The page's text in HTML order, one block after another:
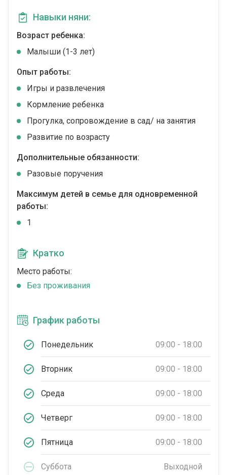
Навыки няни:
Возраст ребенка:
Малыши (1-3 лет)
Опыт работы:
Игры и развлечения
Кормление ребенка
Прогулка, сопровождение в сад/ на занятия
Развитие по возрасту
Дополнительные обязанности:
Разовые поручения
Максимум детей в семье для одновременной
работы:
1
Кратко
Место работы:
Без проживания
График работы
Понедельник 09:00 - 18:00
Вторник 09:00 - 18:00
Среда 09:00 - 18:00
Четверг 09:00 - 18:00
Пятница 09:00 - 18:00
Суббота Выходной